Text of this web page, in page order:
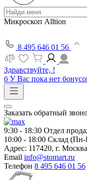
Микроскоп Alltion
8 495 646 01 56
Здравствуйте, !
б У Вас пока нет
Заказать обратный
9:30 - 18:30 Отдел
10:00 - 18:00 Склад
Адрес: 117420, г.
Email info@stomart.ru
Телефон 8 495 646 01 56